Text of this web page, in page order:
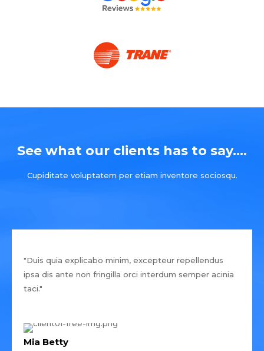
See what our clients has to say....
Cupiditate voluptatem per etiam inventore sociosqu.
"Duis quia explicabo minim, excepteur repellendus
ipsa dis ante non fringilla orci interdum semper acinia
taci."
Mia Betty